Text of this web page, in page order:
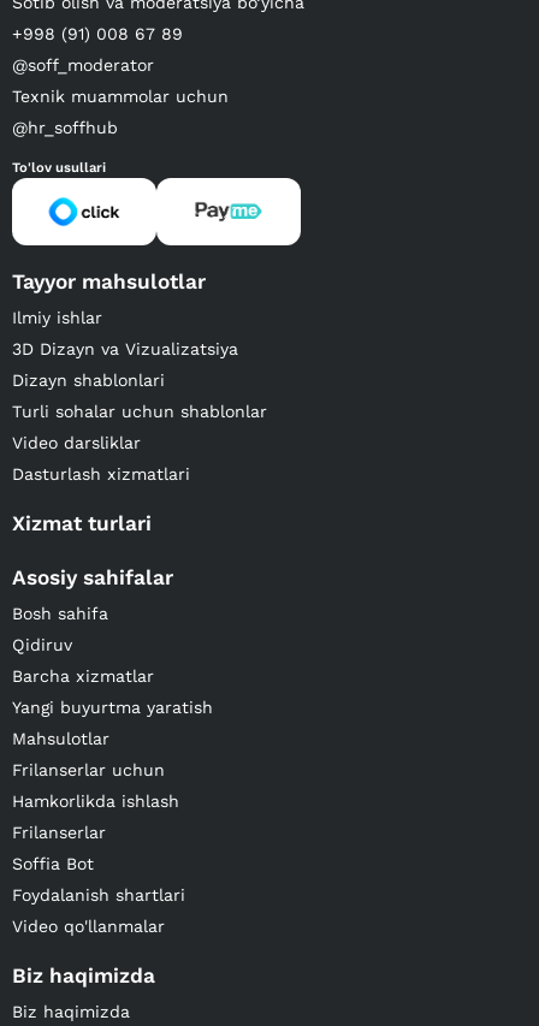
+998 (91) 008 67 89
@soff_moderator
Texnik muammolar uchun
@hr_soffhub
To'lov usullari
Tayyor mahsulotlar
Ilmiy ishlar
3D Dizayn va Vizualizatsiya
Dizayn shablonlari
Turli sohalar uchun shablonlar
Video darsliklar
Dasturlash xizmatlari
Xizmat turlari
Asosiy sahifalar
Bosh sahifa
Qidiruv
Barcha xizmatlar
Yangi buyurtma yaratish
Mahsulotlar
Frilanserlar uchun
Hamkorlikda ishlash
Frilanserlar
Soffia Bot
Foydalanish shartlari
Video qo'llanmalar
Biz haqimizda
Biz haqimizda